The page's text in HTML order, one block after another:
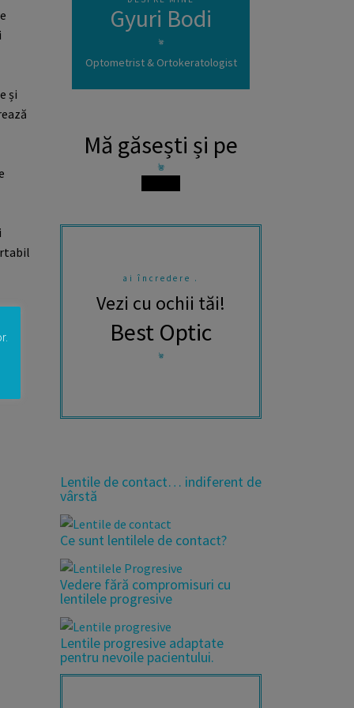
și
Gyuri Bodi
Optometrist & Ortokeratologist
Mă găsești și pe
ai încredere .
Vezi cu ochii tăi!
Best Optic
Lentile de contact… indiferent de
vârstă
Ce sunt lentilele de contact?
Vedere fără compromisuri cu
lentilele progresive
Lentile progresive adaptate
pentru nevoile pacientului.